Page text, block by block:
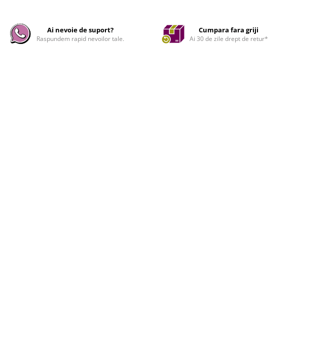
Ai nevoie de suport?
Raspundem rapid nevoilor tale.
Cumpara fara griji
Ai 30 de zile drept de retur*